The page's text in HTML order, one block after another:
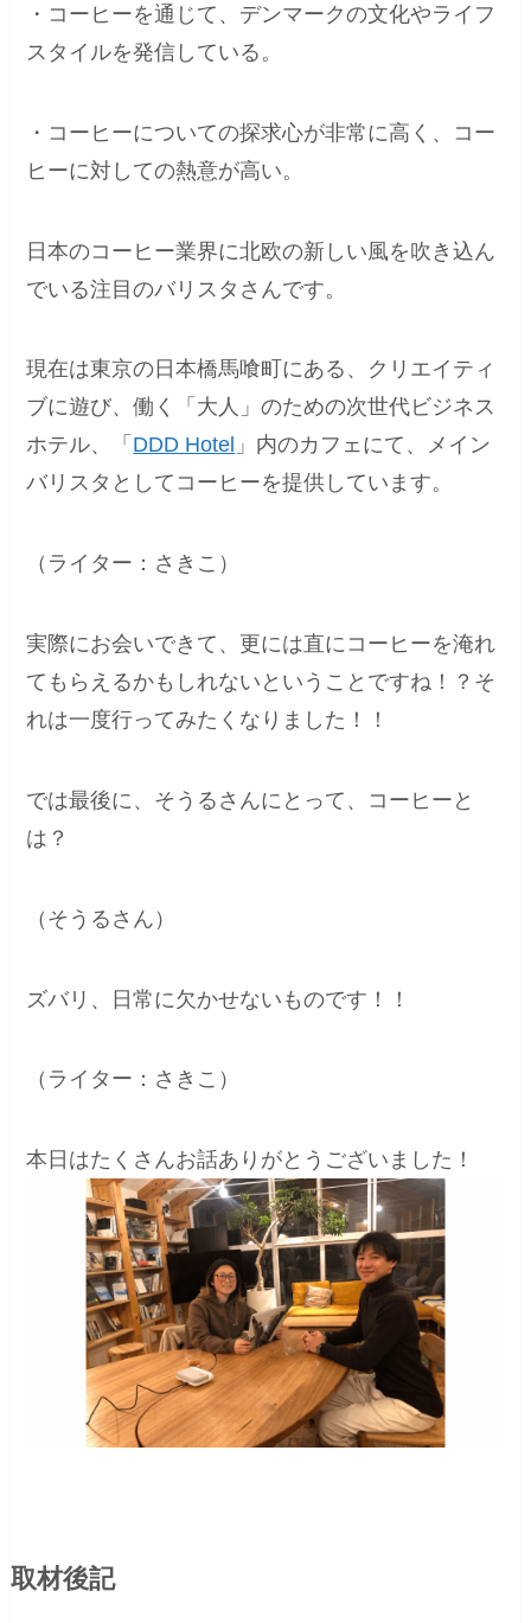
・コーヒーを通じて、デンマークの文化やライフ
スタイルを発信している。
・コーヒーについての探求心が非常に高く、コー
ヒーに対しての熱意が高い。
日本のコーヒー業界に北欧の新しい風を吹き込ん
でいる注目のバリスタさんです。
現在は東京の日本橋馬喰町にある、クリエイティ
ブに遊び、働く「大人」のための次世代ビジネス
ホテル、「 DDD Hotel 」内のカフェにて、メイン
バリスタとしてコーヒーを提供しています。
（ライター：さきこ）
実際にお会いできて、更には直にコーヒーを淹れ
てもらえるかもしれないということですね！？そ
れは一度行ってみたくなりました！！
では最後に、そうるさんにとって、コーヒーと
は？
（そうるさん）
ズバリ、日常に欠かせないものです！！
（ライター：さきこ）
本日はたくさんお話ありがとうございました！
取材後記